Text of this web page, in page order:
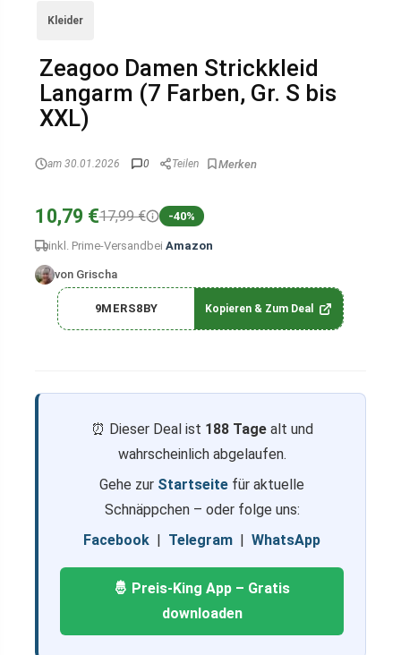
Kleider
Zeagoo Damen Strickkleid
Langarm (7 Farben, Gr. S bis
XXL)
am 30.01.2026 0 Teilen
10,79 €17,99 € -40%
inkl. Prime-Versand bei Amazon
von Grischa
9MERS8BY Kopieren & Zum Deal
⏰ Dieser Deal ist 188 Tagealt und
wahrscheinlich abgelaufen.
Gehe zur Startseite für aktuelle
Schnäppchen – oder folge uns:
Facebook | Telegram | WhatsApp
🤴 Preis-King App – Gratis
downloaden